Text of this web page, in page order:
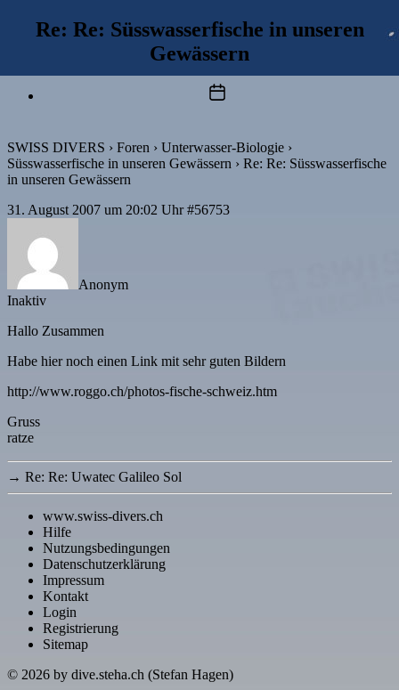
Re: Re: Süsswasserfische in unseren
Gewässern
Beitragsdatum
SWISS DIVERS › Foren › Unterwasser-Biologie ›
Süsswasserfische in unseren Gewässern › Re: Re: Süsswasserfische
in unseren Gewässern
31. August 2007 um 20:02 Uhr #56753
Anonym
Inaktiv
Hallo Zusammen
Habe hier noch einen Link mit sehr guten Bildern
http://www.roggo.ch/photos-fische-schweiz.htm
Gruss
ratze
→ Re: Re: Uwatec Galileo Sol
www.swiss-divers.ch
Hilfe
Nutzungsbedingungen
Datenschutzerklärung
Impressum
Kontakt
Login
Registrierung
Sitemap
© 2026 by dive.steha.ch (Stefan Hagen)